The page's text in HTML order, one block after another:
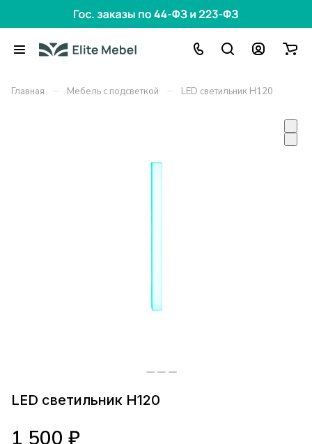
Главная – Мебель с подсветкой – LED cветильник H120
LED cветильник H120